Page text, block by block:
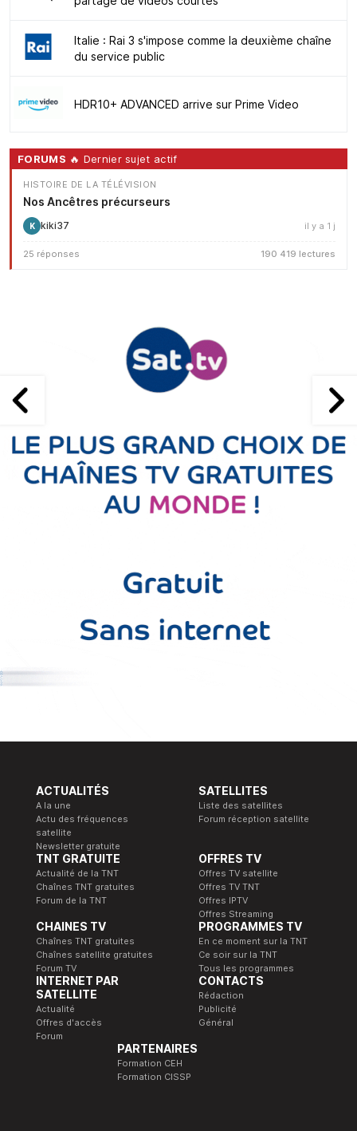
Italie : Rai 3 s'impose comme la deuxième chaîne
du service public
HDR10+ ADVANCED arrive sur Prime Video
FORUMS 🔥 Dernier sujet actif
HISTOIRE DE LA TÉLÉVISION
Nos Ancêtres précurseurs
K kiki37 il y a 1 j
25 réponses 190 419 lectures
ACTUALITÉS
A la une
Actu des fréquences
satellite
Newsletter gratuite
SATELLITES
Liste des satellites
Forum réception satellite
TNT GRATUITE
Actualité de la TNT
Chaînes TNT gratuites
Forum de la TNT
OFFRES TV
Offres TV satellite
Offres TV TNT
Offres IPTV
Offres Streaming
CHAINES TV
Chaînes TNT gratuites
Chaînes satellite gratuites
Forum TV
PROGRAMMES TV
En ce moment sur la TNT
Ce soir sur la TNT
Tous les programmes
INTERNET PAR
SATELLITE
Actualité
Offres d'accès
Forum
CONTACTS
Rédaction
Publicité
Général
PARTENAIRES
Formation CEH
Formation CISSP